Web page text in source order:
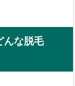
んな脱毛